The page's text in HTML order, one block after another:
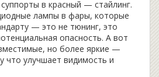
в красный — стайлинг.
лампы в фары, которые
— это не тюнинг, это
опасность. А вот
но более яркие —
что улучшает видимость и